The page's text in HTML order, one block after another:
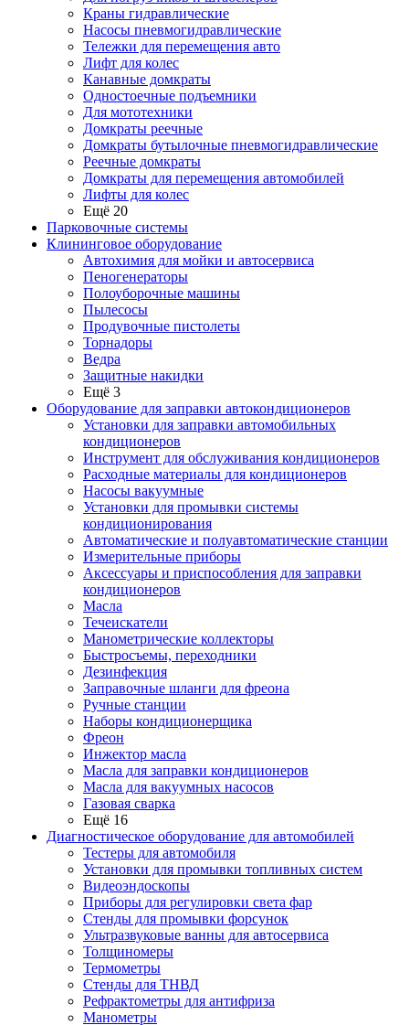
Краны гидравлические
Насосы пневмогидравлические
Тележки для перемещения авто
Лифт для колес
Канавные домкраты
Одностоечные подъемники
Для мототехники
Домкраты реечные
Домкраты бутылочные пневмогидравлические
Реечные домкраты
Домкраты для перемещения автомобилей
Лифты для колес
Ещё 20
Парковочные системы
Клининговое оборудование
Автохимия для мойки и автосервиса
Пеногенераторы
Полоуборочные машины
Пылесосы
Продувочные пистолеты
Торнадоры
Ведра
Защитные накидки
Ещё 3
Оборудование для заправки автокондиционеров
Установки для заправки автомобильных
кондиционеров
Инструмент для обслуживания кондиционеров
Расходные материалы для кондиционеров
Насосы вакуумные
Установки для промывки системы
кондиционирования
Автоматические и полуавтоматические станции
Измерительные приборы
Аксессуары и приспособления для заправки
кондиционеров
Масла
Течеискатели
Манометрические коллекторы
Быстросъемы, переходники
Дезинфекция
Заправочные шланги для фреона
Ручные станции
Наборы кондиционерщика
Фреон
Инжектор масла
Масла для заправки кондиционеров
Масла для вакуумных насосов
Газовая сварка
Ещё 16
Диагностическое оборудование для автомобилей
Тестеры для автомобиля
Установки для промывки топливных систем
Видеоэндоскопы
Приборы для регулировки света фар
Стенды для промывки форсунок
Ультразвуковые ванны для автосервиса
Толщиномеры
Термометры
Стенды для ТНВД
Рефрактометры для антифриза
Манометры